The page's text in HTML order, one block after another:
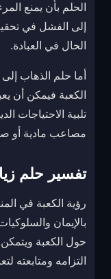
الحلم بأن يمنع
إلى الفشل في
الحال في العبادة.
أما حلم الذهاب
الكعبة فيمكن أن
تلبية الاحتياجات
مصاعب مادية أو
تفسير حلم
رؤية الكعبة في
بالإيمان
حول الكعبة
التزامه ومتابعته